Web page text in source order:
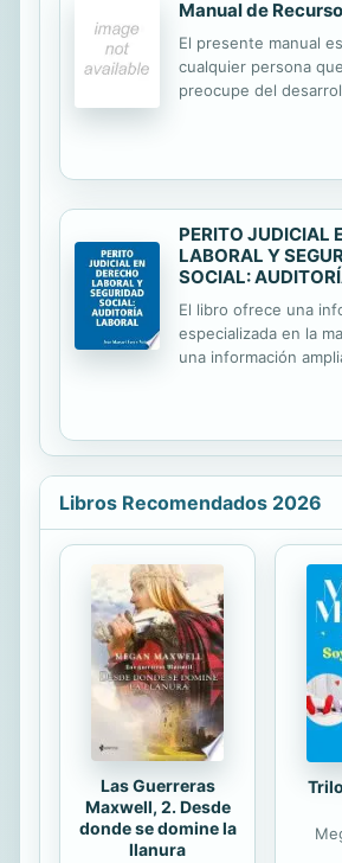
decisiones tanto en
público como en el
se traduce
reconocimiento de la
producción
en el contexto del
nacionales de
Manual de
El presente manual
cualquier persona
preocupe del
humanos) dentro de
organizaciones, en
la formación de y
y en el estudio e
ámbitos
PERITO JUDICIAL
LABORAL Y
SOCIAL:
El libro ofrece una
especializada en la
una información
Libros Recomendados 2026
Las Guerreras
Maxwell, 2. Desde
donde se domine la
llanura